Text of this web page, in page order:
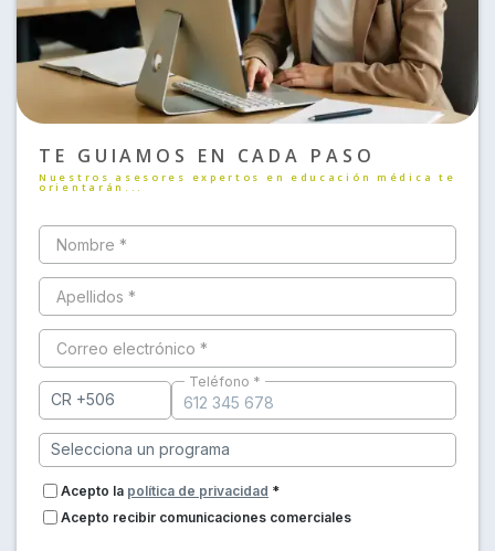
TE GUIAMOS EN CADA PASO
Nuestros asesores expertos en educación médica te
orientarán...
Nombre *
Apellidos *
Correo electrónico *
Teléfono *
Acepto la política de privacidad *
Acepto recibir comunicaciones comerciales